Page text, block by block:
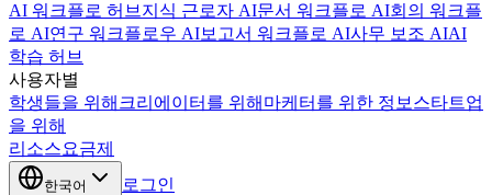
AI 워크플로 허브 지식 근로자 AI문서 워크플로 AI회의 워크플
로 AI연구 워크플로우 AI보고서 워크플로 AI사무 보조 AIAI
학습 허브
사용자별
학생들을 위해 크리에이터를 위해 마케터를 위한 정보 스타트업
을 위해
리소스요금제
한국어 로그인